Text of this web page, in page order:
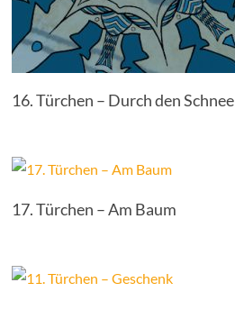
16. Türchen – Durch den Schnee
17. Türchen – Am Baum